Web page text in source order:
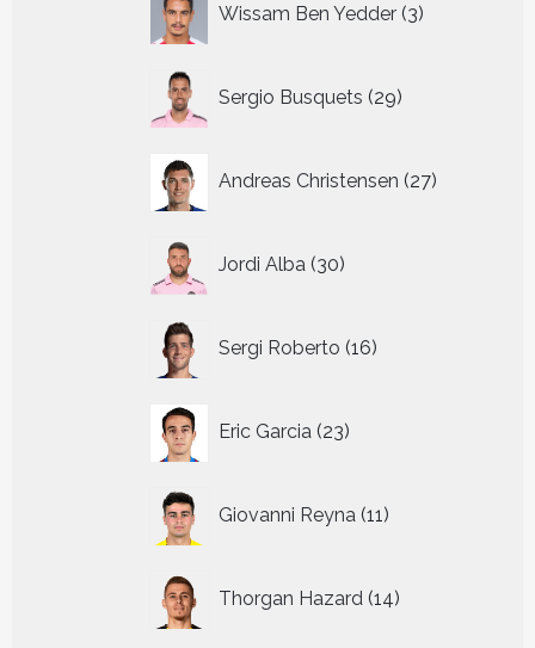
Wissam Ben Yedder 3
producten
Sergio Busquets 29
producten
Andreas Christensen 27
producten
Jordi Alba 30
producten
Sergi Roberto 16
producten
Eric Garcia 23
producten
Giovanni Reyna 11
producten
Thorgan Hazard 14
producten